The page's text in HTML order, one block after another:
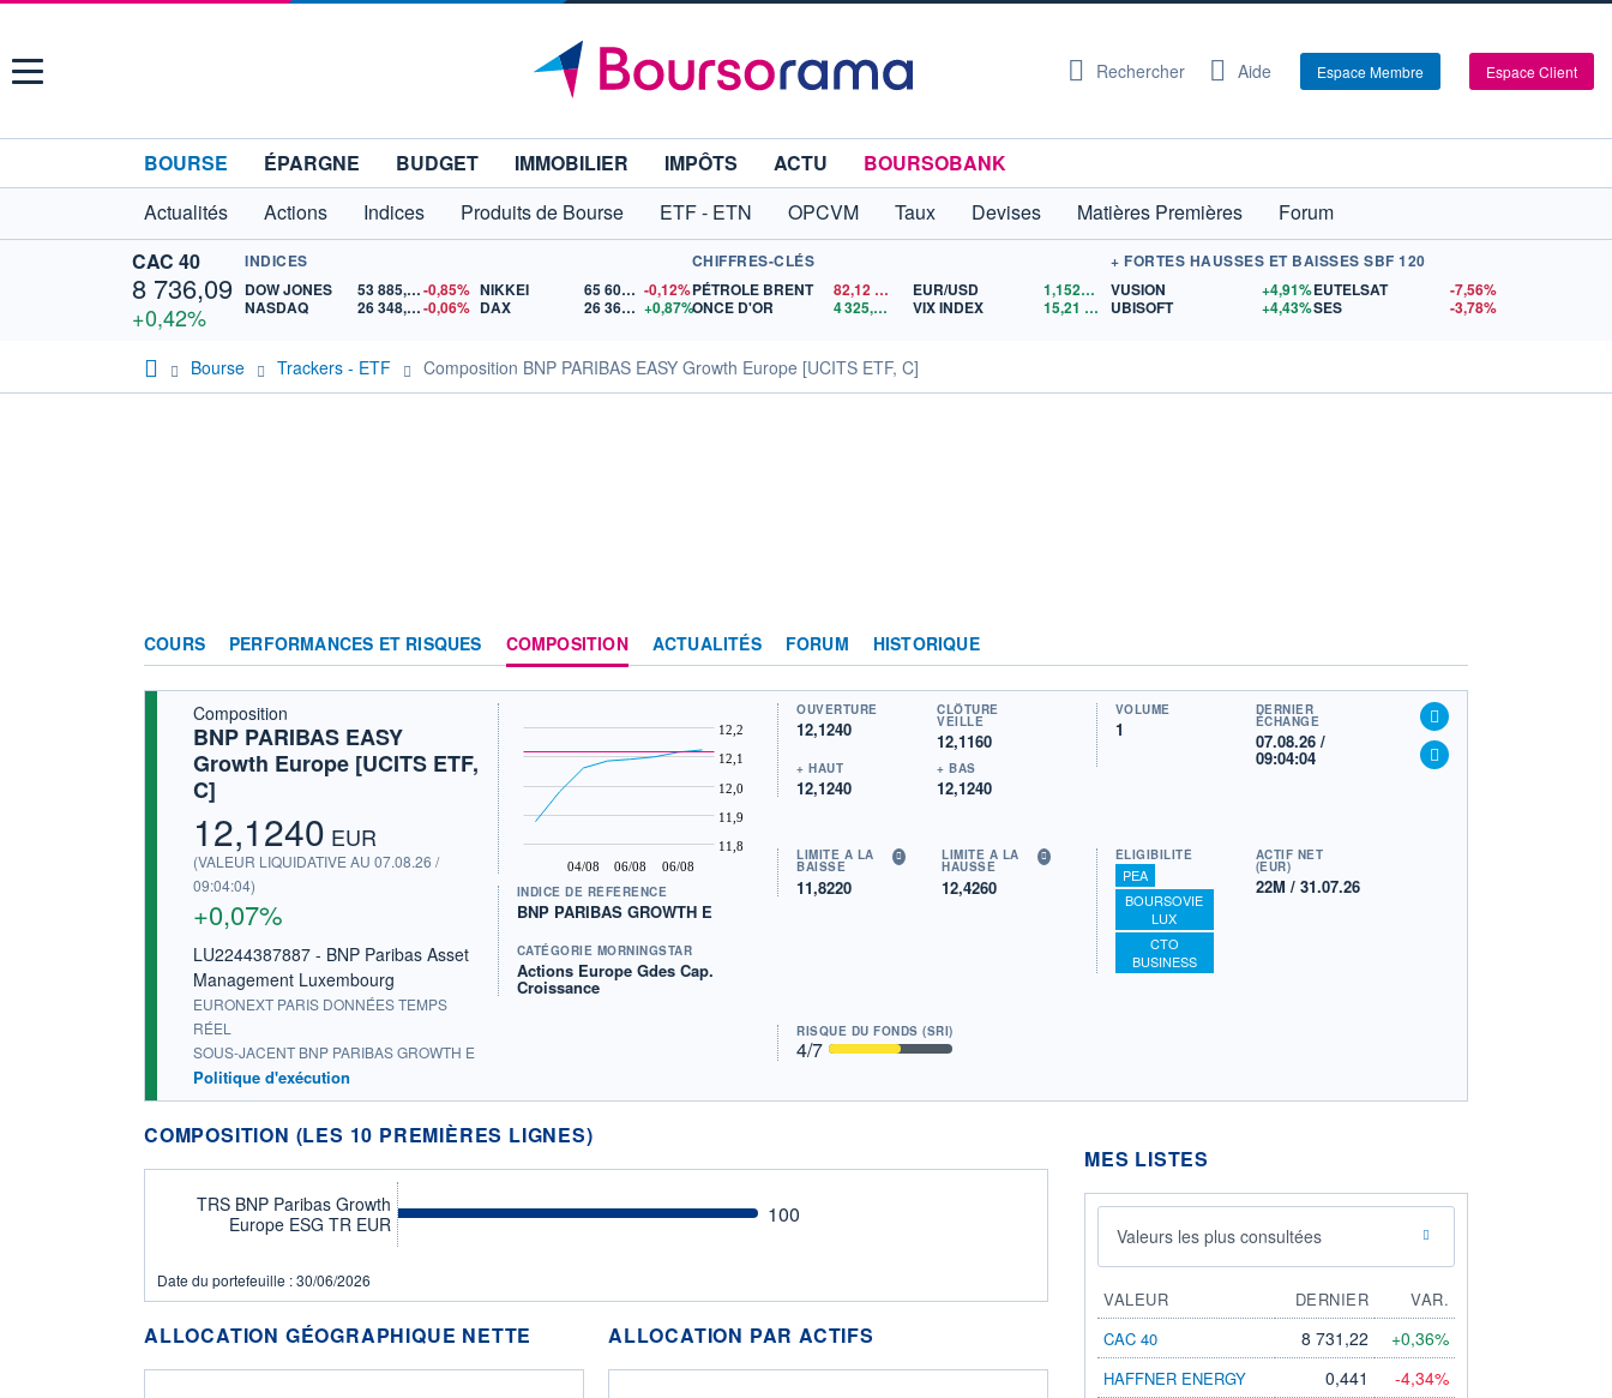
Menu Rechercher Aide Espace Membre Espace Client
BOURSE ÉPARGNE BUDGET IMMOBILIER IMPÔTS ACTU
BOURSOBANK
Actualités
Actions Indices Produits de Bourse ETF - ETN OPCVM Taux Devises Matières Premières
Forum
CAC 40
8 736,09
+0,42%
INDICES
DOW JONES
53 885,10-0,85%
NASDAQ
26 348,35-0,06%
NIKKEI 65 606,71 -0,12%
DAX
26 368,26 +0,87%
CHIFFRES-CLÉS
PÉTROLE BRENT
82,12
ONCE D'OR
4 325,86 $US
EUR/USD 1,1528$US
VIX INDEX
15,21
+ FORTES HAUSSES ET BAISSES SBF 120
VUSION
+4,91%
UBISOFT
+4,43%
EUTELSAT
-7,56%
SES
-3,78%
Bourse Trackers - ETF Composition BNP PARIBAS EASY Growth Europe [UCITS ETF, C]
COURS PERFORMANCES ET RISQUES COMPOSITION ACTUALITÉS FORUM HISTORIQUE
Composition
BNP PARIBAS EASY
Growth Europe [UCITS ETF,
C]
12,1240 EUR
(VALEUR LIQUIDATIVE AU 07.08.26 /
09:04:04)
+0,07%
LU2244387887 - BNP Paribas Asset
Management Luxembourg
EURONEXT PARIS DONNÉES TEMPS
RÉEL
SOUS-JACENT BNP PARIBAS GROWTH E
Politique d'exécution
04/08 06/08 06/08
11,8
11,9
12,0
12,1
12,2
INDICE DE RÉFÉRENCE
BNP PARIBAS GROWTH E
CATÉGORIE MORNINGSTAR
Actions Europe Gdes Cap.
Croissance
OUVERTURE
12,1240
CLÔTURE
VEILLE
12,1160
+ HAUT
12,1240
+ BAS
12,1240
VOLUME
1
DERNIER
ÉCHANGE
07.08.26 /
09:04:04
LIMITE À LA
BAISSE
11,8220
LIMITE À LA
HAUSSE
12,4260
ÉLIGIBILITÉ
PEA
BOURSOVIE
LUX
CTO
BUSINESS
ACTIF NET
(EUR)
22M / 31.07.26
RISQUE DU FONDS (SRI)
4/7
COMPOSITION (LES 10 PREMIÈRES LIGNES)
TRS BNP Paribas Growth
Europe ESG TR EUR
100
Date du portefeuille : 30/06/2026
ALLOCATION GÉOGRAPHIQUE NETTE ALLOCATION PAR ACTIFS
MES LISTES
Valeurs les plus consultées
VALEUR DERNIER
VAR.
CAC 40
8 731,22 +0,36%
HAFFNER ENERGY 0,441 -4,34%